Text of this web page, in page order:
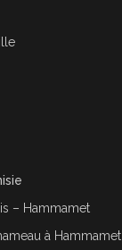
– Hammamet
à Hammamet